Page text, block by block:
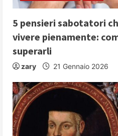
5 pensieri sabotatori
vivere pienamente:
superarli
zary 21 Gennaio 2026